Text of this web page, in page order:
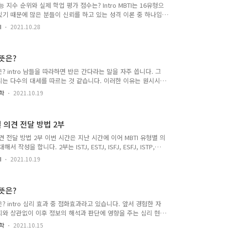
지수 순위와 실제 학업 평가 점수는? Intro MBTI는 16유형으
때문에 많은 분들이 신뢰를 하고 있는 성격 이론 중 하나입
에 각 성격 특성에 대해서 상당히 맹신을 하는 경우가 있고, 종
특성을 확인하고, 합리화를 하곤 합니다. 종종 성적이 나오지
해서 살펴보며 작성을 해볼게요. MBTI IQ가 가장 높은 MBTI
멘사 회원 100명을 대상으로 조사를 했을 때 ENFP 16명,
10명으로 가장 높은 분포도..
2021.10.28
은?
? intro 남들을 따라하면 반은 간다라는 말을 자주 씁니다. 그
는 다수의 대세를 따르는 것 같습니다. 이러한 이유는 원시시절
요. 이유는 수렵 채취 시대에서는 집단을 따르지 않으면 무리
나 위협을 피할 수 없기 때문에 생존이 불가능했기 때문이라
누군가 먼저 하며 나머지도 맹목적으로 따라하다 자멸을 초래
후군이라고 합니다. 유래를 보면 레밍은 북유럽 스칸디나비아
나그네쥐로 불립니다. 3~4년마다 개체수가 폭발적으로 불어
2021.10.19
견 전달 방법 2부
전달 방법 2부 이번 시간은 지난 시간에 이어 MBTI 유형별 의
해서 작성을 합니다. 2부는 ISTJ, ESTJ, ISFJ, ESFJ, ISTP,
에 유형에 대해서 작성을 합니다. 그 외의 유형이라면 아래의
요. MBTI ISTJ의 의견 전달 방법 ISTJ는 중요한 국면이라고 판
의견에 대해서는 솔직하고 거침없이 의견을 전달하는 편입니
솔직 그 자체로 말에 진심이 담아있다는 점이지만, 단점으로
머지 다소 언행이 직설적이..
2021.10.19
은?
? intro 심리 효과 중 점화효과라고 있습니다. 앞서 경험한 자
와 상관없이 이후 정보의 해석과 판단에 영향을 주는 심리 현상
에 정확한 뜻과 일상 생활에서 어떻게 사용이 되고 있는지, 또
작성을 해보도록 하겠습니다. 점화 효과는? 시간적으로 먼저
2021.10.15